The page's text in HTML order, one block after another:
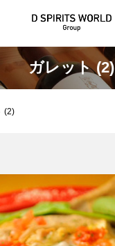
ガレット (2)
(2)